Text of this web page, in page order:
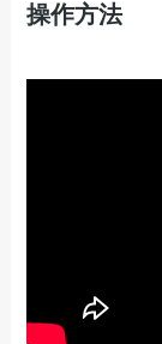
操作方法